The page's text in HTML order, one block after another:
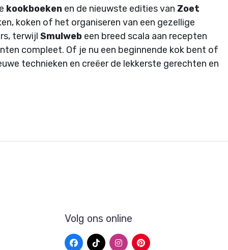
kookboeken en de nieuwste edities van Zoet
koken of het organiseren van een gezellige
terwijl Smulweb een breed scala aan recepten
compleet. Of je nu een beginnende kok bent of
technieken en creëer de lekkerste gerechten en
Volg ons online